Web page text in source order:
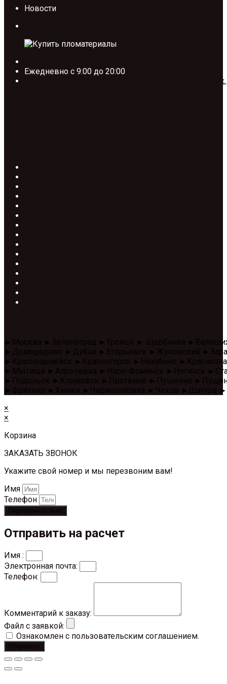
Новости
Ежедневно с 9:00 до 20:00
Москва, Проектируемый проезд №134, ТП.
►Москва ►Зеленоград ►Троицк ► Щербинка
►Домодедово ►Дубна ►Егорьевск ►Жуковский
►Красноармейск ►Красногорск ►Нахабино
►Мытищи ►Апрелевка ►Наро-Фоминск ►Ногинск
►Подольск ►Климовск ►Протвино ►Пушкино
►Фрязино ►Химки ►Черноголовка ►Чехов ►Шатура
×
×
Корзина
ЗАКАЗАТЬ ЗВОНОК
Укажите свой номер и мы перезвоним вам!
Имя
Телефон
Перезвоните мне!
Отправить на расчет
Имя :
Электронная почта:
Телефон:
Комментарий к заказу:
Файл с заявкой:
Ознакомлен с пользовательским соглашением.
Отправить